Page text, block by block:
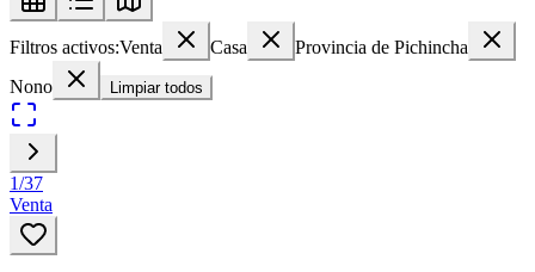
Filtros activos:Venta Casa
Provincia de Pichincha
Nono
Limpiar todos
1/37
Venta